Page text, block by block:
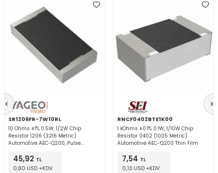
SR1206FR-7W10RL
10 Ohms ±1% 0.5W, 1/2W Chip
Resistor 1206 (3216 Metric)
Automotive AEC-Q200, Pulse
45,92 TL
0,80 USD +KDV
RNCF0402BTE1K00
1 kOhms ±0.1% 0.1W, 1/10W Chip
Resistor 0402 (1005 Metric)
Automotive AEC-Q200 Thin Film
7,54 TL
0,13 USD +KDV